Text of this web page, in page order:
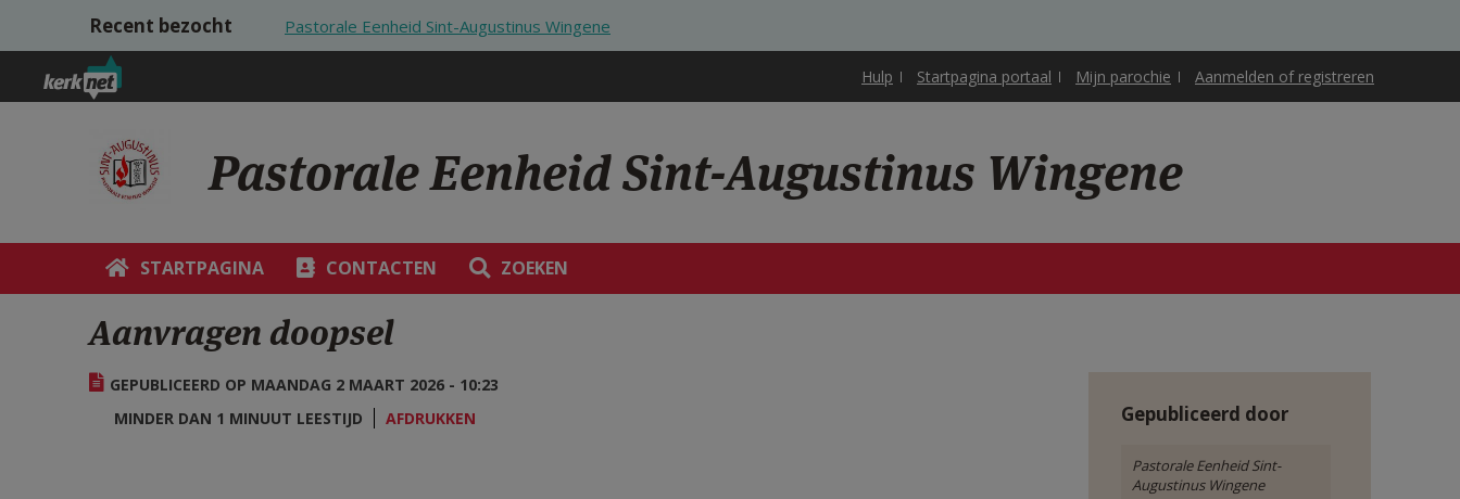
Overslaan en naar de inhoud gaan
Recent bezocht Pastorale Eenheid Sint-Augustinus Wingene
Hulp Startpagina portaal Mijn parochie Aanmelden of registreren
Pastorale Eenheid Sint-Augustinus Wingene
STARTPAGINA CONTACTEN ZOEKEN
Aanvragen doopsel
GEPUBLICEERD OP MAANDAG 2 MAART 2026 - 10:23
MINDER DAN 1 MINUUT LEESTIJD
AFDRUKKEN Gepubliceerd door
Pastorale Eenheid Sint-
Augustinus Wingene